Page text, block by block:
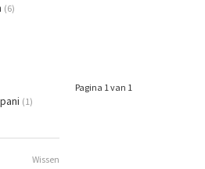
Pagina 1 van 1
(6)
(1)
Wissen